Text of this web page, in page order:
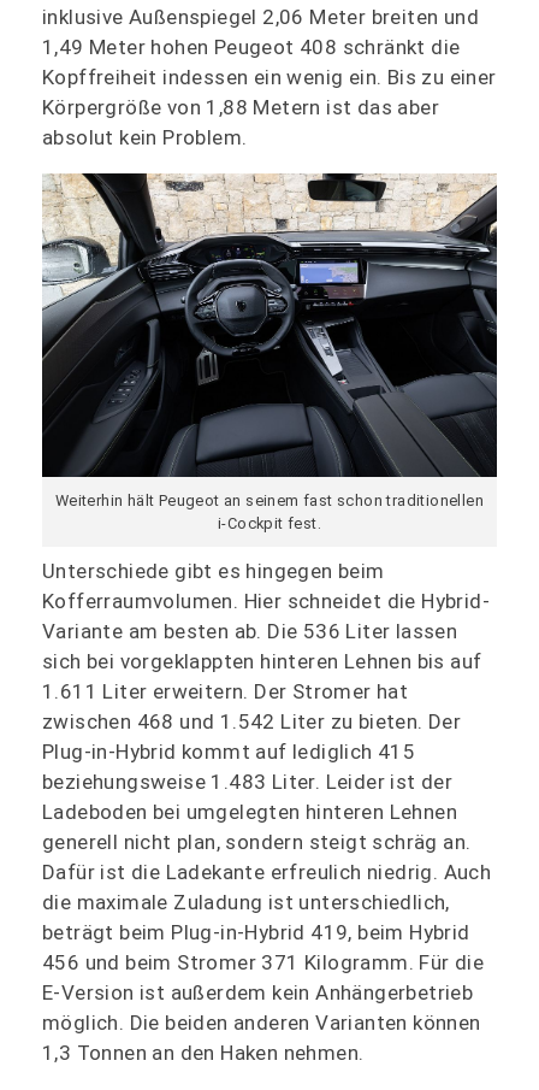
inklusive Außenspiegel 2,06 Meter breiten und
1,49 Meter hohen Peugeot 408 schränkt die
Kopffreiheit indessen ein wenig ein. Bis zu einer
Körpergröße von 1,88 Metern ist das aber
absolut kein Problem.
Weiterhin hält Peugeot an seinem fast schon traditionellen
i-Cockpit fest.
Unterschiede gibt es hingegen beim
Kofferraumvolumen. Hier schneidet die Hybrid-
Variante am besten ab. Die 536 Liter lassen
sich bei vorgeklappten hinteren Lehnen bis auf
1.611 Liter erweitern. Der Stromer hat
zwischen 468 und 1.542 Liter zu bieten. Der
Plug-in-Hybrid kommt auf lediglich 415
beziehungsweise 1.483 Liter. Leider ist der
Ladeboden bei umgelegten hinteren Lehnen
generell nicht plan, sondern steigt schräg an.
Dafür ist die Ladekante erfreulich niedrig. Auch
die maximale Zuladung ist unterschiedlich,
beträgt beim Plug-in-Hybrid 419, beim Hybrid
456 und beim Stromer 371 Kilogramm. Für die
E-Version ist außerdem kein Anhängerbetrieb
möglich. Die beiden anderen Varianten können
1,3 Tonnen an den Haken nehmen.